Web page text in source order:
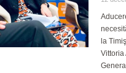
la
Vittoria